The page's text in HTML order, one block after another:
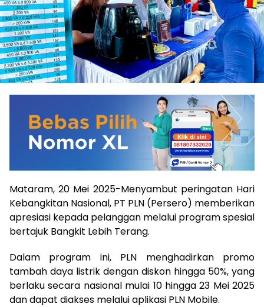
Mataram, 20 Mei 2025-Menyambut peringatan Hari
Kebangkitan Nasional, PT PLN (Persero) memberikan
apresiasi kepada pelanggan melalui program spesial
bertajuk Bangkit Lebih Terang.
Dalam program ini, PLN menghadirkan promo
tambah daya listrik dengan diskon hingga 50%, yang
berlaku secara nasional mulai 10 hingga 23 Mei 2025
dan dapat diakses melalui aplikasi PLN Mobile.